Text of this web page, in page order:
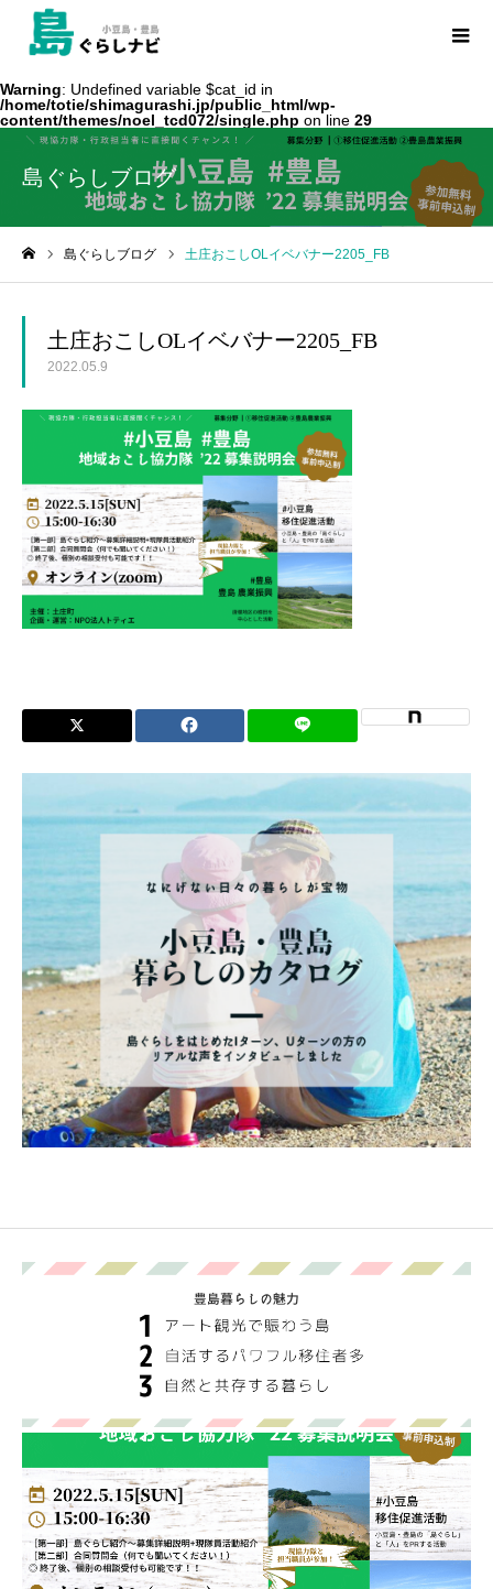
Warning: Undefined variable $cat_id in
/home/totie/shimagurashi.jp/public_html/wp-
content/themes/noel_tcd072/single.php on line 29
島ぐらしブログ
島ぐらしブログ 土庄おこしOLイベバナー2205_FB
土庄おこしOLイベバナー2205_FB
2022.05.9